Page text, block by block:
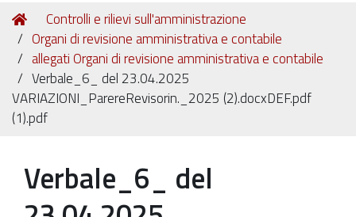
Tu
sei
qui:
Home
Controlli e rilievi sull'amministrazione
Organi di revisione amministrativa e contabile
allegati Organi di revisione amministrativa e contabile
Verbale_6_ del 23.04.2025
VARIAZIONI_ParereRevisorin._2025 (2).docxDEF.pdf
(1).pdf
Verbale_6_ del